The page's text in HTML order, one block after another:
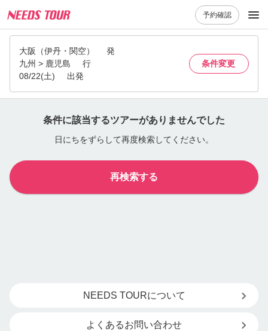
予約確認
大阪（伊丹・関空）
発
九州 > 鹿児島
行
08/22(土)
出発
条件変更
条件に該当するツアーがありませんでした
日にちをずらして再度検索してください。
再検索する
NEEDS TOURについて
よくあるお問い合わせ